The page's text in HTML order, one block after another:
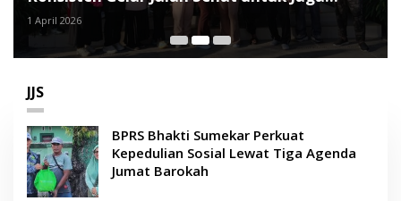
Kebugaran dan Silaturahmi
1 April 2026
JJS
BPRS Bhakti Sumekar Perkuat
Kepedulian Sosial Lewat Tiga Agenda
Jumat Barokah